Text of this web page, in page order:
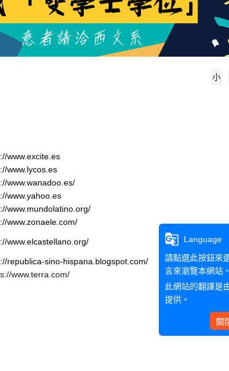
小
www.excite.es
www.lycos.es
www.wanadoo.es/
www.yahoo.es
www.mundolatino.org/
www.zonaele.com/
www.elcastellano.org/
republica-sino-hispana.blogspot.com/
www.terra.com/
g_translate
Language
請點選此按鈕來
言來瀏覽本網站。
此網站的翻譯是
提供。
關